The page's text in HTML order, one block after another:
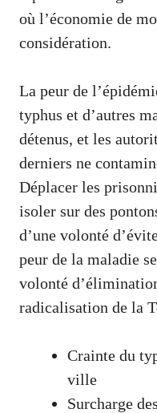
où l’économie de
considération.
La peur de
typhus et d’autres
détenus, et les
derniers ne
Déplacer les
isoler sur des
d’une volonté
peur de la maladie
volonté
radicalisation de la
Crainte du
ville
Surcharge